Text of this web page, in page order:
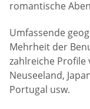
romantische
Umfassende
Mehrheit der
zahlreiche Profile
Neuseeland,
Portugal usw.